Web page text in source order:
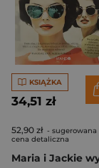
KSIĄŻKA
34,51 zł
52,90 zł - sugerowana
cena detaliczna